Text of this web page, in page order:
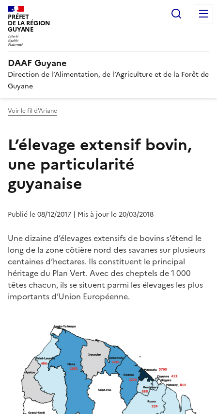
PRÉFET
DE LA RÉGION
GUYANE
DAAF Guyane
Direction de l’Alimentation, de l’Agriculture et de la Forêt de
Guyane
Voir le fil d'Ariane
L’élevage extensif bovin,
une particularité
guyanaise
Publié le 08/12/2017 | Mis à jour le 20/03/2018
Une dizaine d’élevages extensifs de bovins s’étend le
long de la zone côtière nord des savanes sur plusieurs
centaines d’hectares. Ils constituent le principal
héritage du Plan Vert. Avec des cheptels de 1 000
têtes chacun, ils se situent parmi les élevages les plus
importants d’Union Européenne.